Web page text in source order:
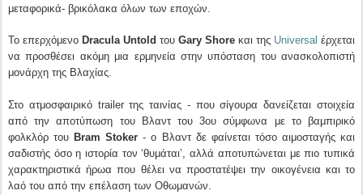
μεταφορικά- βρικόλακα όλων των εποχών.
Το επερχόμενο Dracula Untold του Gary Shore και της Universal έρχεται
να προσθέσει ακόμη μια ερμηνεία στην υπόσταση του ανασκολοπιστή
μονάρχη της Βλαχίας.
Στο ατμοσφαιρικό trailer της ταινίας - που σίγουρα δανείζεται στοιχεία
από την αποτύπωση του Βλαντ του 3ου σύμφωνα με το βαμπιρικό
φολκλόρ του Bram Stoker- ο Βλαντ δε φαίνεται τόσο αιμοσταγής και
σαδιστής όσο η ιστορία τον ‘θυμάται’, αλλά αποτυπώνεται με πιο τυπικά
χαρακτηριστικά ήρωα που θέλει να προστατέψει την οικογένεια και το
λαό του από την επέλαση των Οθωμανών.